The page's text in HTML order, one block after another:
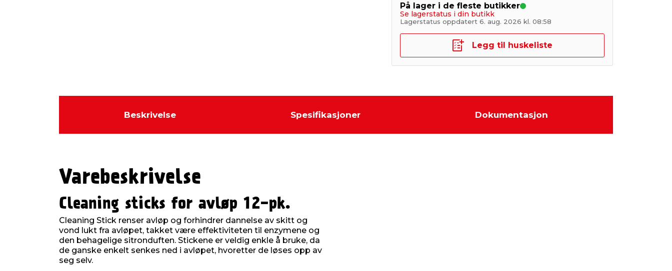
På lager i de fleste butikker
Se lagerstatus i din butikk
Lagerstatus oppdatert 6. aug. 2026 kl. 08:58
Legg til huskeliste
Beskrivelse Spesifikasjoner Dokumentasjon
Varebeskrivelse
Cleaning sticks for avløp 12-pk.
Cleaning Stick renser avløp og forhindrer dannelse av skitt og
vond lukt fra avløpet, takket være effektiviteten til enzymene og
den behagelige sitronduften. Stickene er veldig enkle å bruke, da
de ganske enkelt senkes ned i avløpet, hvoretter de løses opp av
seg selv.